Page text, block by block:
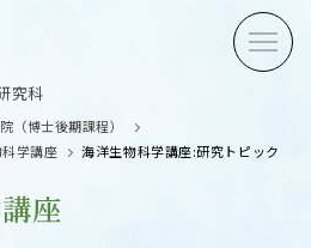
究科
（博士後期課程）
学講座 海洋生物科学講座:研究トピック
座